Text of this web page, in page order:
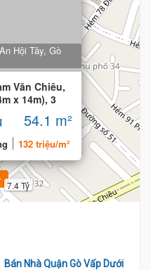
7.4 Tỷ
Hội Tây, Gò
Văn Chiêu,
x 14m), 3
54.1 m²
132 triệu/m²
Bán Nhà Quận Gò Vấp Dưới